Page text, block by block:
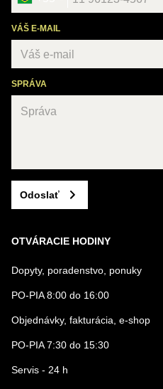
VÁŠ E-MAIL
SPRÁVA
Odoslať
OTVÁRACIE HODINY
Dopyty, poradenstvo, ponuky
PO-PIA 8:00 do 16:00
Objednávky, fakturácia, e-shop
PO-PIA 7:30 do 15:30
Servis - 24 h